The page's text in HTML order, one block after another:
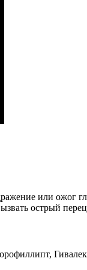
или ожог
острый